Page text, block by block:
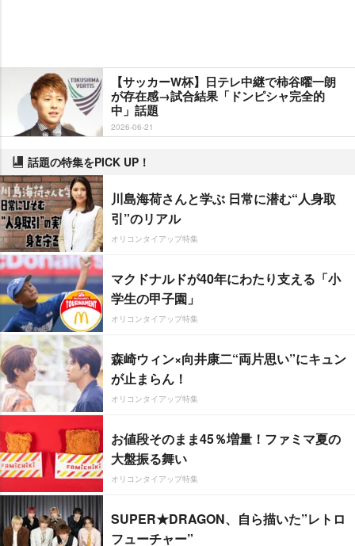
【サッカーW杯】日テレ中継で柿谷曜一朗
が存在感→試合結果「ドンピシャ完全的
中」話題
2026-06-21
話題の特集をPICK UP！
川島海荷さんと学ぶ 日常に潜む“人身取
引”のリアル
オリコンタイアップ特集
マクドナルドが40年にわたり支える「小
学生の甲子園」
オリコンタイアップ特集
森崎ウィン×向井康二“両片思い”にキュン
が止まらん！
オリコンタイアップ特集
お値段そのまま45％増量！ファミマ夏の
大盤振る舞い
オリコンタイアップ特集
SUPER★DRAGON、自ら描いた”レトロ
フューチャー”